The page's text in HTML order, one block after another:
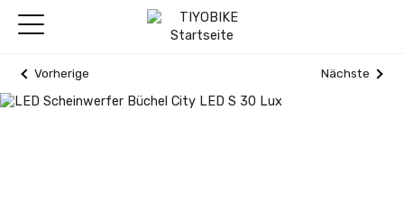
Vorherige Nächste